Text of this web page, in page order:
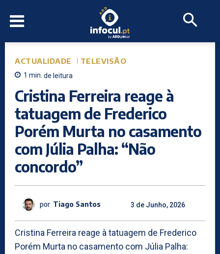
ACTUALIDADE TELEVISÃO
1 min. de leitura
Cristina Ferreira reage à
tatuagem de Frederico
Porém Murta no casamento
com Júlia Palha: “Não
concordo”
por Tiago Santos 3 de Junho, 2026
Cristina Ferreira reage à tatuagem de Frederico
Porém Murta no casamento com Júlia Palha: